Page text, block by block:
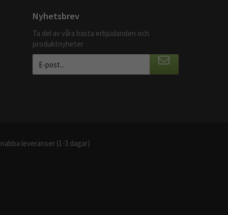
Nyhetsbrev
Ta del av våra bästa erbjudanden och
produktnyheter
leveranser (1-3 dagar)